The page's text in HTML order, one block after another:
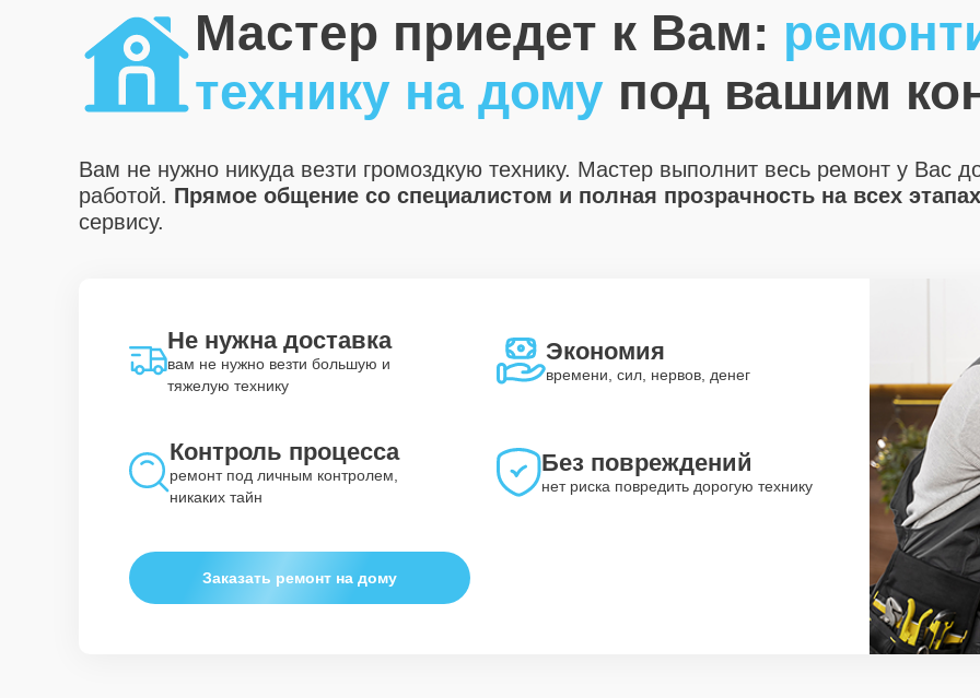
Мастер приедет к Вам:
технику на дому под вашим
Вам не нужно никуда везти громоздкую технику. Мастер выполнит весь ремонт у Вас
работой. Прямое общение со специалистом и полная прозрачность на всех этапах
сервису.
Не нужна доставка
вам не нужно везти большую и
тяжелую технику
Экономия
времени, сил, нервов, денег
Контроль процесса
ремонт под личным контролем,
никаких тайн
Без повреждений
нет риска повредить дорогую технику
Заказать ремонт на дому